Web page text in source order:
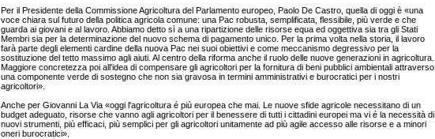
Per il Presidente della Commissione Agricoltura del Parlamento europeo, Paolo De Castro, quella di oggi è «una
voce chiara sul futuro della politica agricola comune: una Pac robusta, semplificata, flessibile, più verde e che
guarda ai giovani e al lavoro. Abbiamo detto sì a una ripartizione delle risorse equa ed oggettiva sia tra gli Stati
Membri sia per la determinazione del nuovo schema di pagamento unico. Per la prima volta nella storia, il lavoro
farà parte degli elementi cardine della nuova Pac nei suoi obiettivi e come meccanismo degressivo per la
sostituzione del tetto massimo agli aiuti. Al centro della riforma anche il ruolo delle nuove generazioni in agricoltura.
Maggiore concretezza poi all'idea di compensare gli agricoltori per la fornitura di beni pubblici ambientali attraverso
una componente verde di sostegno che non sia gravosa in termini amministrativi e burocratici per i nostri
agricoltori».
Anche per Giovanni La Via «oggi l'agricoltura é più europea che mai. Le nuove sfide agricole necessitano di un
budget adeguato, risorse che vanno agli agricoltori per il benessere di tutti i cittadini europei ma vi é la necessità di
nuovi strumenti, più efficaci, più semplici per gli agricoltori unitamente ad più agile accesso alle risorse e a minori
oneri burocratici».